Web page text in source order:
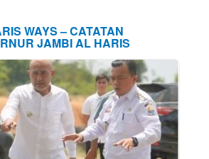
WAYS – CATATAN
JAMBI AL HARIS